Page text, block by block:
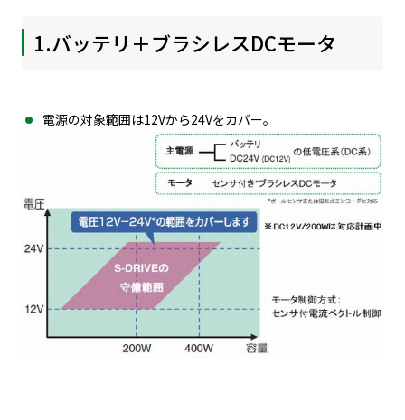
1.バッテリ＋ブラシレスDCモータ
電源の対象範囲は12Vから24Vをカバー。